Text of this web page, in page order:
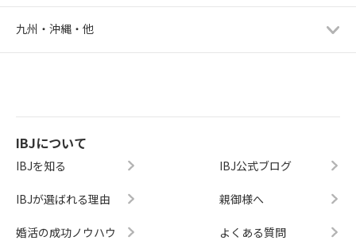
九州・沖縄・他
IBJについて
IBJを知る
IBJが選ばれる理由
婚活の成功ノウハウ
IBJ公式ブログ
親御様へ
よくある質問